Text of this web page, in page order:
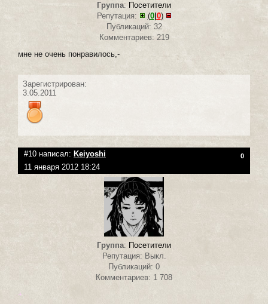
Группа: Посетители
Репутация:
(0| 0)
Публикаций: 32
Комментариев: 219
мне не очень понравилось,-
Зарегистрирован:
3.05.2011
#10 написал: Keiyoshi 0
11 января 2012 18:24
Группа: Посетители
Репутация: Выкл.
Публикаций: 0
Комментариев: 1 708
+